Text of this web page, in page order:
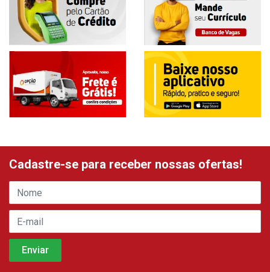
Cadastre-se para receber nossas ofertas!